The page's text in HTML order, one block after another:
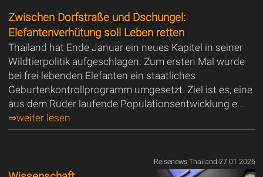
Zwischen Dorfstraße und Dschungel:
Elefantenverhütung soll Leben retten
Thailand hat Ende Januar ein neues Kapitel in seiner
Wildtierpolitik aufgeschlagen: Zum ersten Mal wurde
bei frei lebenden Elefanten ein staatliches
Geburtenkontrollprogramm umgesetzt. Ziel ist es, eine
aus dem Ruder laufende Populationsentwicklung e...
⇒weiter lesen
Reisenews Thailand 27.01.2026